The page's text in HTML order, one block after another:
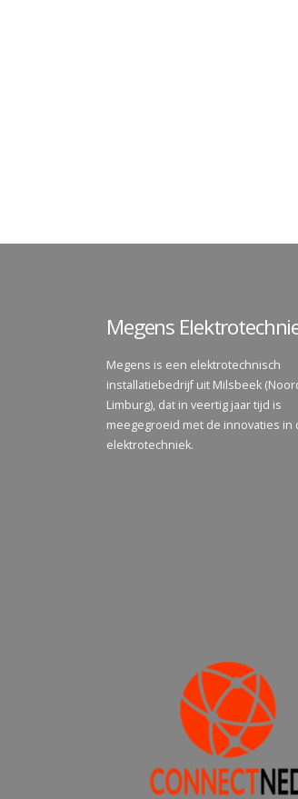
Megens
Megens is een elektrotechnisch
installatiebedrijf uit Milsbeek
Limburg), dat in veertig jaar tijd is
meegegroeid met de innovaties in
elektrotechniek.